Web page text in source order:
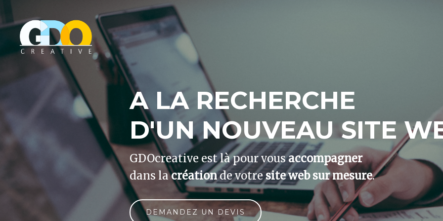
A LA RECHERCHE
D'UN NOUVEAU SITE
GDOcreative est là pour vousaccompagner
dans lacréationde votresite web sur mesure.
DEMANDEZ UN DEVIS